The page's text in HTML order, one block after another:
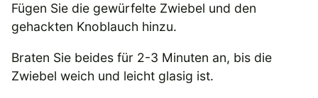
Fügen Sie die gewürfelte Zwiebel und den
gehackten Knoblauch hinzu.
Braten Sie beides für 2-3 Minuten an, bis die
Zwiebel weich und leicht glasig ist.